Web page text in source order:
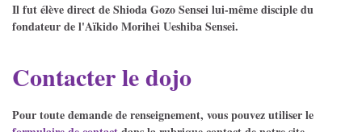
Il fut élève direct de Shioda Gozo Sensei lui-même disciple du
fondateur de l'Aïkido Morihei Ueshiba Sensei.
Contacter le dojo
Pour toute demande de renseignement, vous pouvez utiliser le